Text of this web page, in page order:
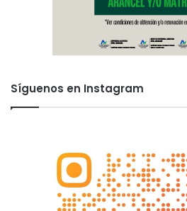
Síguenos en Instagram